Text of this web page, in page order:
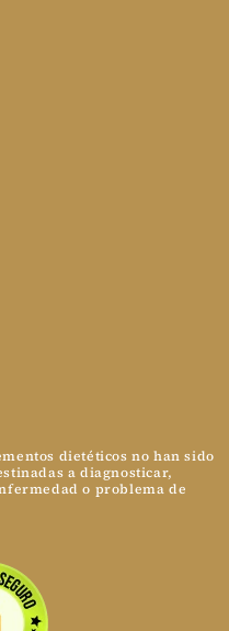
dietéticos no han sido
a diagnosticar,
o problema de